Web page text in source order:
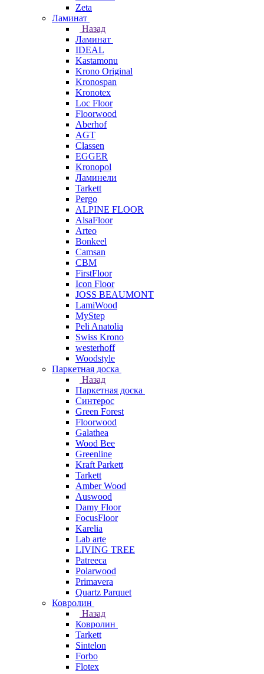
Zeta
Ламинат
Назад
Ламинат
IDEAL
Kastamonu
Krono Original
Kronospan
Kronotex
Loc Floor
Floorwood
Aberhof
AGT
Classen
EGGER
Kronopol
Ламинели
Tarkett
Pergo
ALPINE FLOOR
AlsaFloor
Arteo
Bonkeel
Camsan
CBM
FirstFloor
Icon Floor
JOSS BEAUMONT
LamiWood
MyStep
Peli Anatolia
Swiss Krono
westerhoff
Woodstyle
Паркетная доска
Назад
Паркетная доска
Синтерос
Green Forest
Floorwood
Galathea
Wood Bee
Greenline
Kraft Parkett
Tarkett
Amber Wood
Auswood
Damy Floor
FocusFloor
Karelia
Lab arte
LIVING TREE
Patreeca
Polarwood
Primavera
Quartz Parquet
Ковролин
Назад
Ковролин
Tarkett
Sintelon
Forbo
Flotex